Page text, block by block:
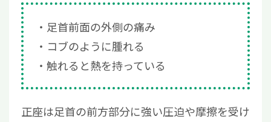
足首前面の外側の痛み
コブのように腫れる
触れると熱を持っている
正座は足首の前方部分に強い圧迫や摩擦を受け